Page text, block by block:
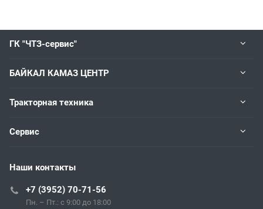
ГК "ЧТЗ-сервис"
БАЙКАЛ КАМАЗ ЦЕНТР
Тракторная техника
Сервис
Наши контакты
+7 (3952) 70-71-56
Пн. – Пт.: с 9:00 до 18:00